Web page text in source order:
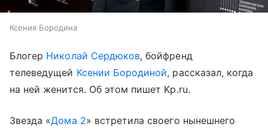
Ксения Бородина
Блогер Николай Сердюков, бойфренд
телеведущей Ксении Бородиной, рассказал, когда
на ней женится. Об этом пишет Kp.ru.
Звезда «Дома 2» встретила своего нынешнего